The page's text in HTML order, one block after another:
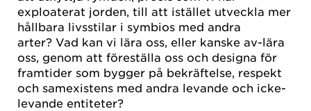
exploaterat jorden, till att istället utveckla mer
hållbara livsstilar i symbios med andra
arter? Vad kan vi lära oss, eller kanske av-lära
oss, genom att föreställa oss och designa för
framtider som bygger på bekräftelse, respekt
och samexistens med andra levande och icke-
levande entiteter?